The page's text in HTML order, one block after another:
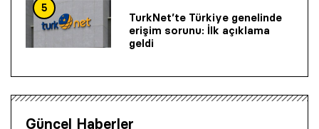
5
TurkNet’te Türkiye genelinde
erişim sorunu: İlk açıklama
geldi
Güncel Haberler